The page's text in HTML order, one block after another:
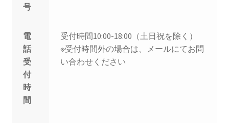
号
電
話
受
付
時
間
受付時間10:00-18:00（土日祝を除く）
※受付時間外の場合は、メールにてお問
い合わせください